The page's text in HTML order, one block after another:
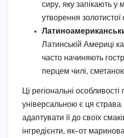
сиру, яку запікають у
утворення золотистої
Латинській Америці
часто начиняють
перцем чилі,
Ці регіональні особливості
універсальною є ця
адаптувати її до своїх
інгредієнти, як-от